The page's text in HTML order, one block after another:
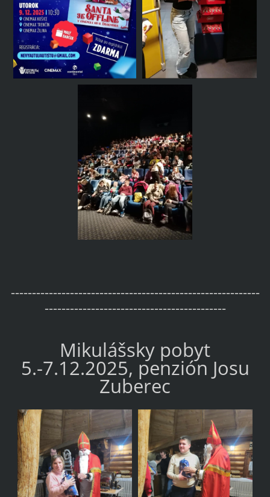
-----------------------------------------------------------
-------------------------------------------
Mikulášsky pobyt
5.-7.12.2025, penzión Josu
Zuberec